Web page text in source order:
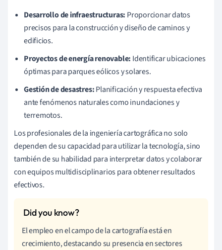
Desarrollo de infraestructuras: Proporcionar datos
precisos para la construcción y diseño de caminos y
edificios.
Proyectos de energía renovable: Identificar ubicaciones
óptimas para parques eólicos y solares.
Gestión de desastres:Planificación y respuesta efectiva
ante fenómenos naturales como inundaciones y
terremotos.
Los profesionales de la ingeniería cartográfica no solo
dependen de su capacidad para utilizar la tecnología, sino
también de su habilidad para interpretar datos y colaborar
con equipos multidisciplinarios para obtener resultados
efectivos.
El empleo en el campo de la cartografía está en
crecimiento, destacando su presencia en sectores